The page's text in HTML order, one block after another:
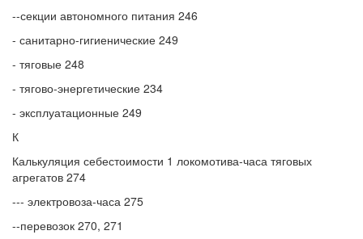
--секции автономного питания 246
- санитарно-гигиенические 249
- тяговые 248
- тягово-энергетические 234
- эксплуатационные 249
К
Калькуляция себестоимости 1 локомотива-часа тяговых
агрегатов 274
--- электровоза-часа 275
--перевозок 270, 271